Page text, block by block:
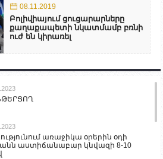
08.11.2019
Բոլիվիայում ցուցարարները
քաղաքապետի նկատմամբ բռնի
ուժ են կիրառել
առաջիկա օրերին օդի
աստիճանաբար կնվազի 8-10